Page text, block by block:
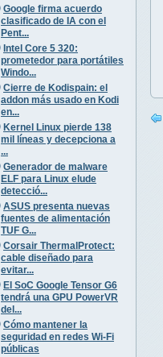
Google firma acuerdo
clasificado de IA con el
Pent...
Intel Core 5 320:
prometedor para portátiles
Windo...
Cierre de Kodispain: el
addon más usado en Kodi
en...
Kernel Linux pierde 138
mil líneas y decepciona a
...
Generador de malware
ELF para Linux elude
detecció...
ASUS presenta nuevas
fuentes de alimentación
TUF G...
Corsair ThermalProtect:
cable diseñado para
evitar...
El SoC Google Tensor G6
tendrá una GPU PowerVR
del...
Cómo mantener la
seguridad en redes Wi-Fi
públicas